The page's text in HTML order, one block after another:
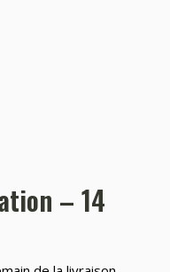
fixtures– 14